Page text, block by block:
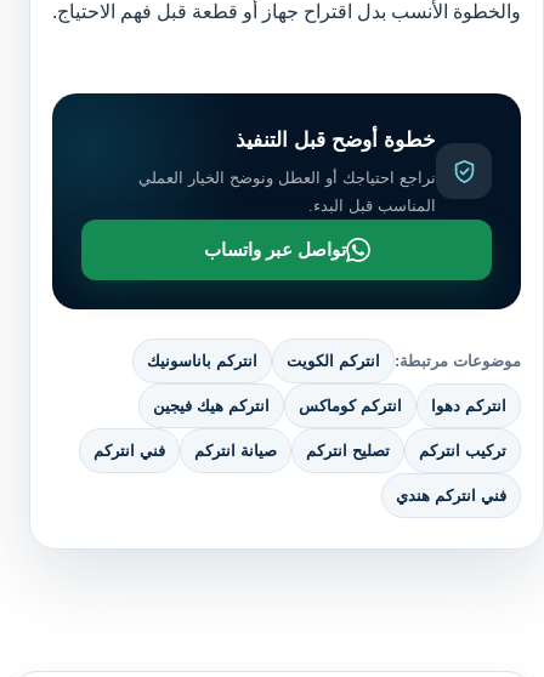
والخطوة الأنسب بدل اقتراح جهاز أو قطعة قبل فهم الاحتياج.
خطوة أوضح قبل التنفيذ
نراجع احتياجك أو العطل ونوضح الخيار العملي
المناسب قبل البدء.
تواصل عبر واتساب
موضوعات مرتبطة: انتركم الكويت انتركم باناسونيك
انتركم دهوا انتركم كوماكس انتركم هيك فيجين
تركيب انتركم تصليح انتركم صيانة انتركم فني انتركم
فني انتركم هندي